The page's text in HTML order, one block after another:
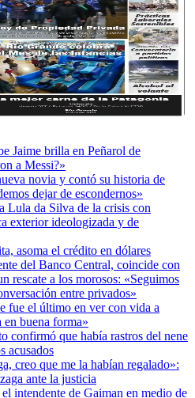
Jaime brilla en Peñarol de
a Messi?»
novia y contó su historia de
dejar de escondernos»
Lula da Silva de la crisis con
exterior ideologizada y de
asoma el crédito en dólares
del Banco Central, coincide con
rescate a los morosos: «Seguimos
entre privados»
fue el último en ver con vida a
en buena forma»
confirmó que había rastros del nene
acusados
creo que me la habían regalado»:
ante la justicia
intendente de Gaiman en medio de